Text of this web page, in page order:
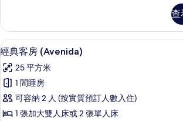
(Avenida)
的
相
片
房
(Avenida)
詳
查
載
入
所
有
經
經典客房
7
經典客房 (Avenida)
25 平方米
1 間睡房
可容納 2 人 (按實質預訂人數入住)
1 張加大雙人床或 2 張單人床